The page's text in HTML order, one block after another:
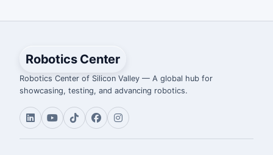
Robotics Center
Robotics Center of Silicon Valley — A global hub for
showcasing, testing, and advancing robotics.